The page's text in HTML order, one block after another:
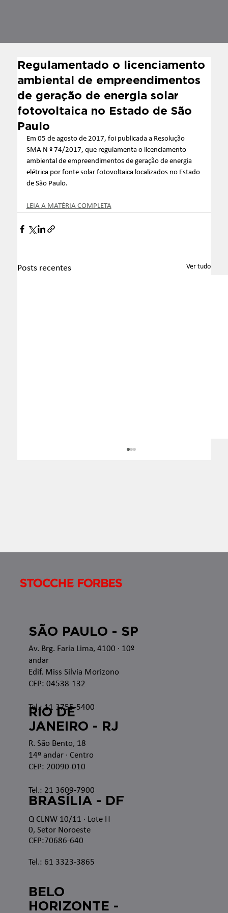
Regulamentado o licenciamento
ambiental de empreendimentos
de geração de energia solar
fotovoltaica no Estado de São
Paulo
Em 05 de agosto de 2017, foi publicada a Resolução
SMA N º 74/2017, que regulamenta o licenciamento
ambiental de empreendimentos de geração de energia
elétrica por fonte solar fotovoltaica localizados no Estado
de São Paulo.
LEIA A MATÉRIA COMPLETA
Posts recentes Ver tudo
Av. Brg. Faria Lima, 4100 · 10º
andar
Edif. Miss Silvia Morizono
CEP: 04538-132
Tel.: 11 3755-5400
SÃO PAULO - SP
RIO DE
JANEIRO - RJ
R. São Bento, 18
14º andar · Centro
CEP: 20090-010
Tel.: 21 3609-7900
Q CLNW 10/11 · Lote H
0, Setor Noroeste
CEP:70686-640
Tel.: 61 3323-3865
BRASÍLIA - DF
BELO
HORIZONTE -